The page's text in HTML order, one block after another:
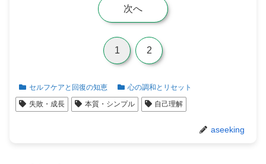
次へ
1 2
セルフケアと回復の知恵
心の調和とリセット
失敗・成長
本質・シンプル 自己理解
aseeking